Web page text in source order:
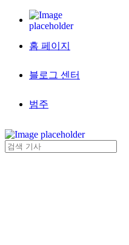
홈 페이지
블로그 센터
범주